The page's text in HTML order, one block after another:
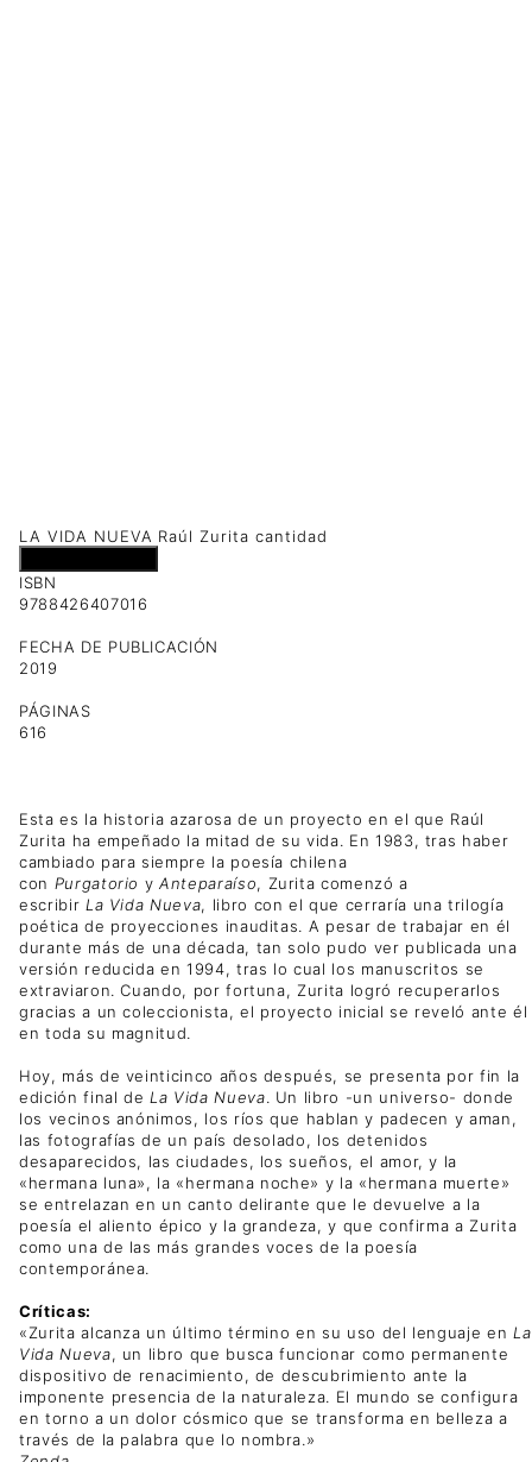
LA VIDA NUEVA Raúl Zurita cantidad
ISBN
9788426407016
FECHA DE PUBLICACIÓN
2019
PÁGINAS
616
Esta es la historia azarosa de un proyecto en el que Raúl
Zurita ha empeñado la mitad de su vida. En 1983, tras haber
cambiado para siempre la poesía chilena
con Purgatorio yAnteparaíso, Zurita comenzó a
escribir La Vida Nueva, libro con el que cerraría una trilogía
poética de proyecciones inauditas. A pesar de trabajar en él
durante más de una década, tan solo pudo ver publicada una
versión reducida en 1994, tras lo cual los manuscritos se
extraviaron. Cuando, por fortuna, Zurita logró recuperarlos
gracias a un coleccionista, el proyecto inicial se reveló ante él
en toda su magnitud.
Hoy, más de veinticinco años después, se presenta por fin la
edición final deLa Vida Nueva. Un libro -un universo- donde
los vecinos anónimos, los ríos que hablan y padecen y aman,
las fotografías de un país desolado, los detenidos
desaparecidos, las ciudades, los sueños, el amor, y la
«hermana luna», la «hermana noche» y la «hermana muerte»
se entrelazan en un canto delirante que le devuelve a la
poesía el aliento épico y la grandeza, y que confirma a Zurita
como una de las más grandes voces de la poesía
contemporánea.
Críticas:
«Zurita alcanza un último término en su uso del lenguaje en La
Vida Nueva, un libro que busca funcionar como permanente
dispositivo de renacimiento, de descubrimiento ante la
imponente presencia de la naturaleza. El mundo se configura
en torno a un dolor cósmico que se transforma en belleza a
través de la palabra que lo nombra.»